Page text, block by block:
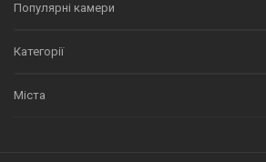
Популярні камери
Категорії
Міста